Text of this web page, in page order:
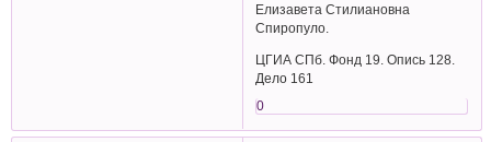
Елизавета Стилиановна
Спиропуло.
ЦГИА СПб. Фонд 19. Опись 128.
Дело 161
0